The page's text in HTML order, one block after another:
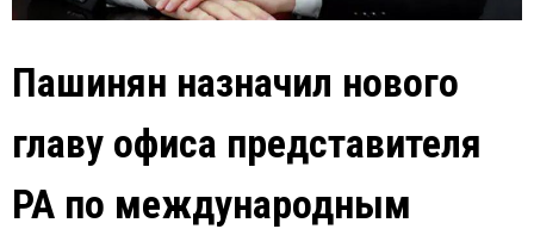
Пашинян назначил нового
главу офиса представителя
РА по международным